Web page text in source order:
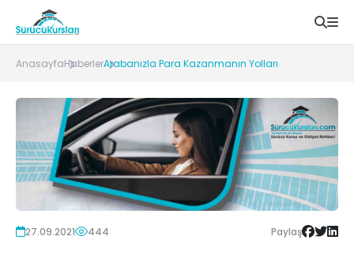
AnasayfaHaberlerArabanızla Para Kazanmanın Yolları
27.09.2021 444 Paylaş